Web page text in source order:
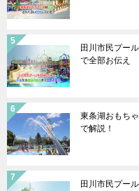
田川市民プー
で全部お伝え
東条湖おもち
で解説！
田川市民プー